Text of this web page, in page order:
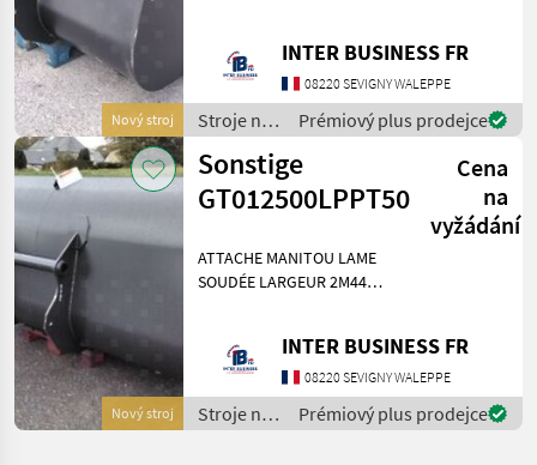
Agri Manutention
BIG
Caterpillar
Winkelbauer
Cangini
Lehnhoff
Zobrazit
všech
14
MARKETPLACE
Nový stroj
INTER BUSINESS FR
08220 SEVIGNY WALEPPE
Stroje na
stavbu /
Agri
Manutention
Prémiový plus prodejce
Nový stroj
Sonstige
GT012500LPPT50
Cena
na
vyžádání
ATTACHE MANITOU LAME
SOUDÉE LARGEUR 2M44
INTER BUSINESS FR
08220 SEVIGNY WALEPPE
Stroje na
stavbu /
Prémiový plus prodejce